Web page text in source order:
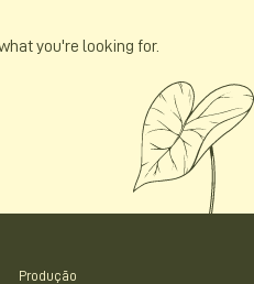
you're looking for.
Produção